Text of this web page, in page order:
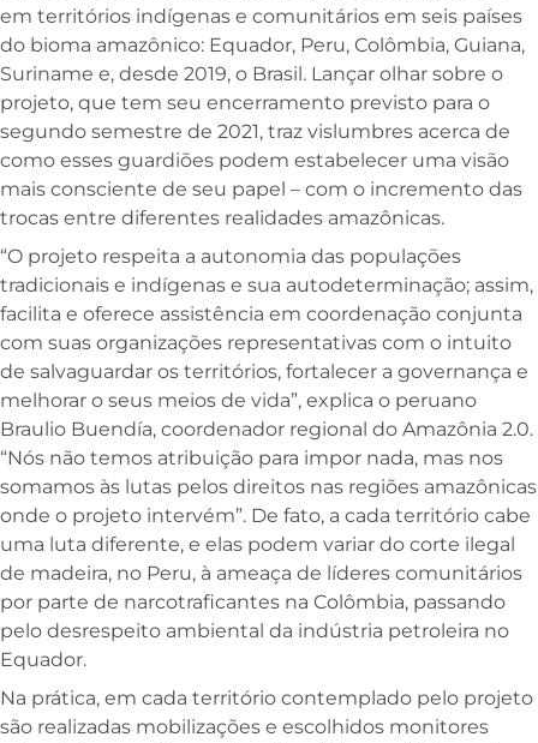
em territórios indígenas e comunitários em seis países
do bioma amazônico: Equador, Peru, Colômbia, Guiana,
Suriname e, desde 2019, o Brasil. Lançar olhar sobre o
projeto, que tem seu encerramento previsto para o
segundo semestre de 2021, traz vislumbres acerca de
como esses guardiões podem estabelecer uma visão
mais consciente de seu papel – com o incremento das
trocas entre diferentes realidades amazônicas.
“O projeto respeita a autonomia das populações
tradicionais e indígenas e sua autodeterminação; assim,
facilita e oferece assistência em coordenação conjunta
com suas organizações representativas com o intuito
de salvaguardar os territórios, fortalecer a governança e
melhorar o seus meios de vida”, explica o peruano
Braulio Buendía, coordenador regional do Amazônia 2.0.
“Nós não temos atribuição para impor nada, mas nos
somamos às lutas pelos direitos nas regiões amazônicas
onde o projeto intervém”. De fato, a cada território cabe
uma luta diferente, e elas podem variar do corte ilegal
de madeira, no Peru, à ameaça de líderes comunitários
por parte de narcotraficantes na Colômbia, passando
pelo desrespeito ambiental da indústria petroleira no
Equador.
Na prática, em cada território contemplado pelo projeto
são realizadas mobilizações e escolhidos monitores